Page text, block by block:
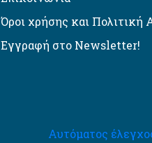
Όροι χρήσης και Πολιτική
Εγγραφή στο Newsletter!
Αυτόματος